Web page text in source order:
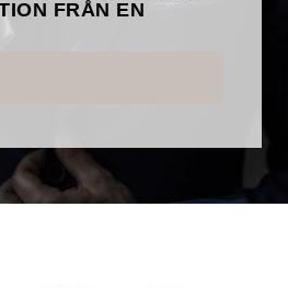
FRÅN EN